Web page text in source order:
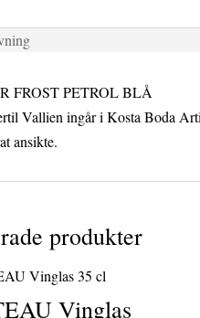
FROST PETROL BLÅ
Vallien ingår i Kosta Boda
ansikte.
produkter
Vinglas